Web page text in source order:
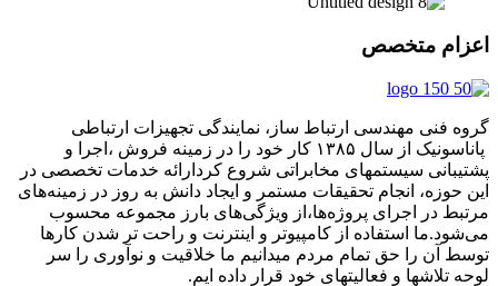
اعزام متخصص
گروه فنی مهندسی ارتباط ساز، نمایندگی تجهیزات ارتباطی
پاناسونیک از سال ۱۳۸۵ کار خود را در زمینه فروش ،اجرا و
پشتیبانی سیستمهای مخابراتی شروع کردارائه خدمات تخصصی در
این حوزه، انجام تحقیقات مستمر و ایجاد دانش به‌ روز در زمینه‌های
مرتبط در اجرای پروژه‌ها،از ویژگی‌های بارز مجموعه محسوب
می‌شود.ما استفاده از کامپیوتر و اینترنت و راحت تر شدن کارها
توسط آن را حق تمام مردم میدانیم ما خلاقیت و نوآوری را سر
لوحه تلاشها و فعالیتهای خود قرار داده ایم.